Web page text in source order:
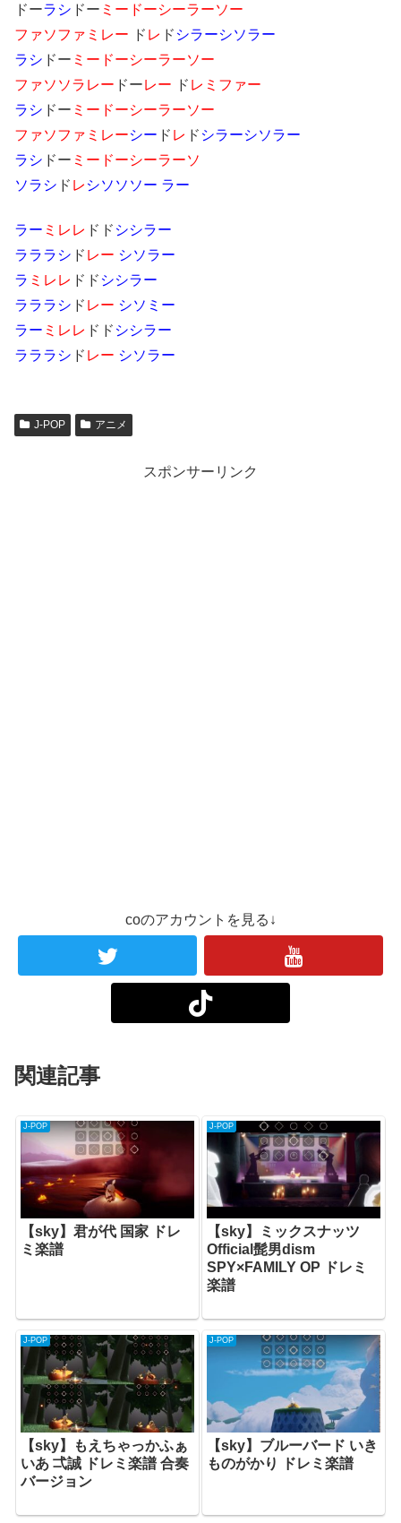
ドーラシ ドー ミードーシーラーソー
ファソファミレー ド レ ド シラーシソラー
ラシ ドー ミードーシーラーソー
ファソソラレー ドーレー ド レミファー
ラシ ドー ミードーシーラーソー
ファソファミレーシー ド レ ド シラーシソラー
ラシ ドー ミードーシーラーソ
ソラシ ド レ シソソソー ラー
ラー ミレレ ドド シシラー
ラララシ ド レー シソラー
ラ ミレレ ドド シシラー
ラララシ ド レー シソミー
ラー ミレレ ドド シシラー
ラララシ ド レー シソラー
J-POP アニメ
スポンサーリンク
coのアカウントを見る↓
関連記事
J-POP
【sky】君が代 国家 ドレ
ミ楽譜
J-POP
【sky】ミックスナッツ
Official髭男dism
SPY×FAMILY OP ドレミ
楽譜
J-POP
【sky】もえちゃっかふぁ
いあ 弌誠 ドレミ楽譜 合奏
バージョン
J-POP
【sky】ブルーバード いき
ものがかり ドレミ楽譜